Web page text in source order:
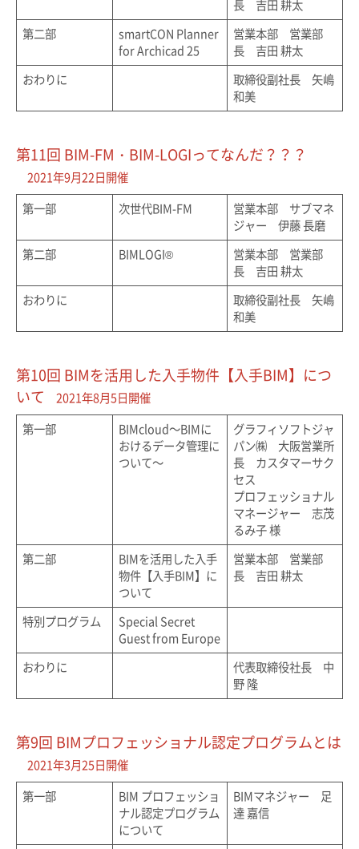
長 吉田 耕太
第二部
smartCON Planner
for Archicad 25
営業本部 営業部
長 吉田 耕太
おわりに
取締役副社長 矢嶋
和美
第11回 BIM-FM・BIM-LOGIってなんだ？？？
2021年9月22日開催
第一部
次世代BIM-FM
営業本部 サブマネ
ジャー 伊藤 長磨
第二部
BIMLOGI®
営業本部 営業部
長 吉田 耕太
おわりに
取締役副社長 矢嶋
和美
第10回 BIMを活用した入手物件【入手BIM】につ
いて
2021年8月5日開催
第一部
BIMcloud～BIMに
おけるデータ管理に
ついて～
グラフィソフトジャ
パン㈱ 大阪営業所
長 カスタマーサク
セス
プロフェッショナル
マネージャー 志茂
るみ子 様
第二部
BIMを活用した入手
物件【入手BIM】に
ついて
営業本部 営業部
長 吉田 耕太
特別プログラム
Special Secret
Guest from Europe
おわりに
代表取締役社長 中
野 隆
第9回 BIMプロフェッショナル認定プログラムとは
2021年3月25日開催
第一部
BIM プロフェッショ
ナル認定プログラム
について
BIMマネジャー 足
達 嘉信